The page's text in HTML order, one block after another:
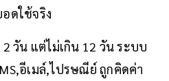
ดใช้จริง
วัน แต่ไม่เกิน 12 วัน ระบบ
อีเมล์,ไปรษณีย์ ถูกคิดค่า